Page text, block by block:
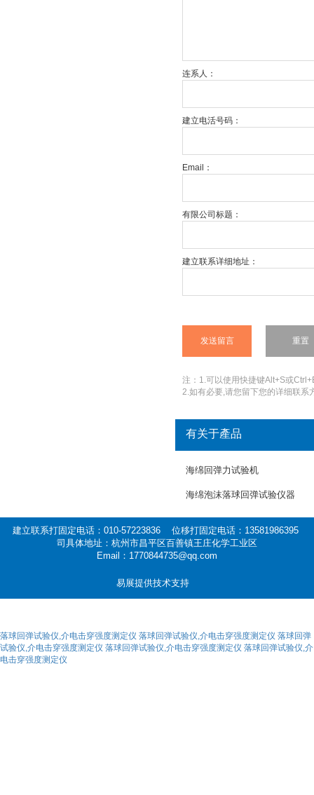
连系人：
建立电活号码：
Email：
有限公司标题：
建立联系详细地址：
注：1.可以使用快捷键Alt+S或
2.如有必要,请您留下您的详细联系
有关于產品
海绵回弹力试验机
海绵泡沫落球回弹试验仪器
建立联系打固定电话：010-57223836 位移打固定电话：13581986395
司具体地址：杭州市昌平区百善镇王庄化学工业区
Email：1770844735@qq.com
易展提供技术支持
落球回弹试验仪,介电击穿强度测定仪 落球回弹试验仪,介电击穿强度测定仪 落球回弹
试验仪,介电击穿强度测定仪 落球回弹试验仪,介电击穿强度测定仪 落球回弹试验仪,介
电击穿强度测定仪